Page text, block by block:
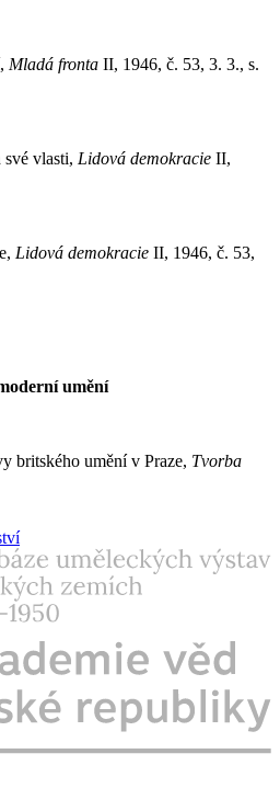
Mladá fronta II, 1946, č. 53, 3. 3., s.
vlasti, Lidová demokracie II,
Lidová demokracie II, 1946, č. 53,
umění
britského umění v Praze, Tvorba